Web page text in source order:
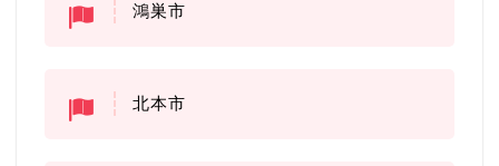
鴻巣市
北本市